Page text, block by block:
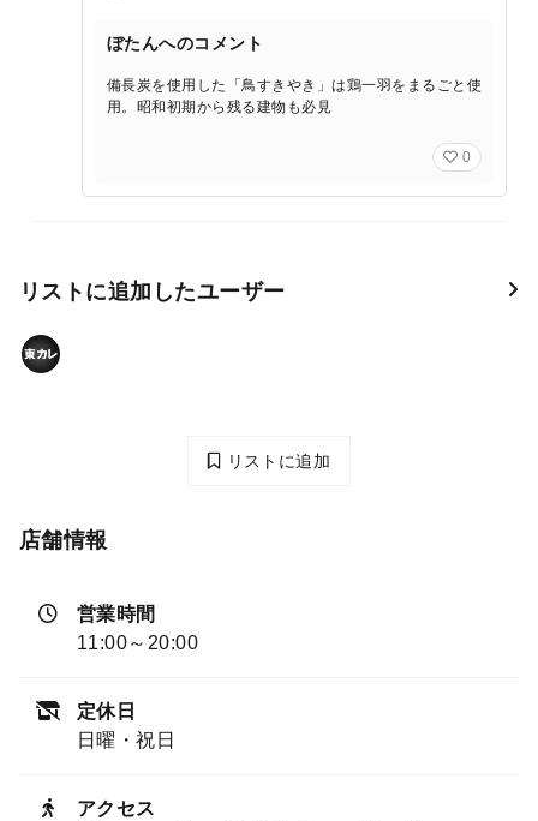
ぼたんへのコメント
備長炭を使用した「鳥すきやき」は鶏一羽をまるごと使
用。昭和初期から残る建物も必見
0
リストに追加したユーザー
リストに追加
店舗情報
営業時間
11:00～20:00
定休日
日曜・祝日
アクセス